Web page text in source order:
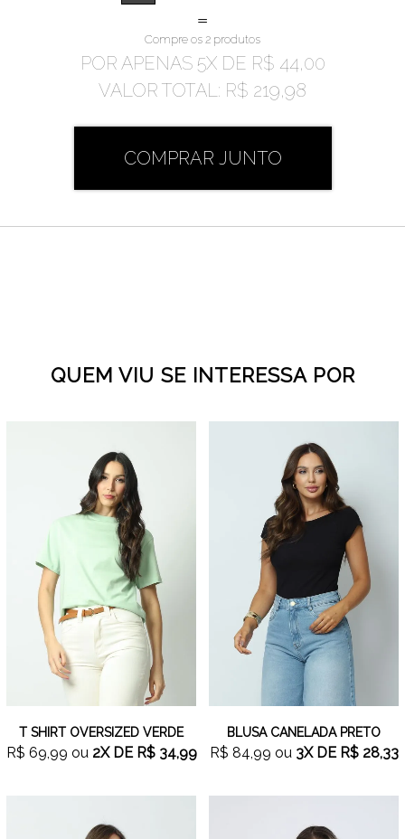
=
Compre os 2 produtos
POR APENAS 5X DE R$ 44,00
VALOR TOTAL: R$ 219,98
COMPRAR JUNTO
QUEM VIU SE INTERESSA POR
T SHIRT OVERSIZED VERDE
R$ 69,99 ou 2XDE R$ 34,99
BLUSA CANELADA PRETO
R$ 84,99 ou 3XDE R$ 28,33